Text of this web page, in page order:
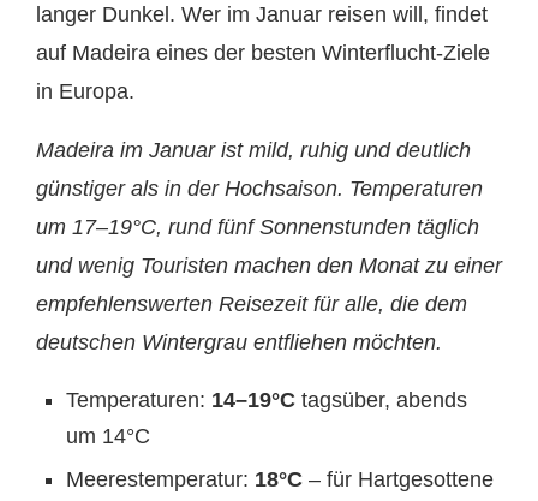
langer Dunkel. Wer im Januar reisen will, findet
auf Madeira eines der besten Winterflucht-Ziele
in Europa.
Madeira im Januar ist mild, ruhig und deutlich
günstiger als in der Hochsaison. Temperaturen
um 17–19°C, rund fünf Sonnenstunden täglich
und wenig Touristen machen den Monat zu einer
empfehlenswerten Reisezeit für alle, die dem
deutschen Wintergrau entfliehen möchten.
Temperaturen: 14–19°C tagsüber, abends
um 14°C
Meerestemperatur: 18°C – für Hartgesottene